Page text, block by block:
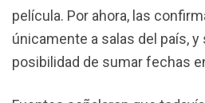
película. Por ahora, las
únicamente a salas del país, y
posibilidad de sumar fechas